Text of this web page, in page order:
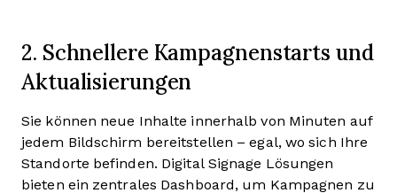
2. Schnellere Kampagnenstarts und
Aktualisierungen
Sie können neue Inhalte innerhalb von Minuten auf
jedem Bildschirm bereitstellen – egal, wo sich Ihre
Standorte befinden. Digital Signage Lösungen
bieten ein zentrales Dashboard, um Kampagnen zu